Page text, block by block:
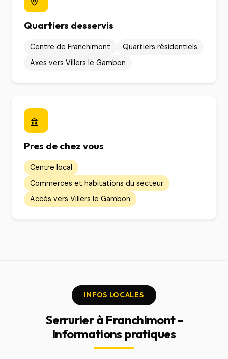
Quartiers desservis
Centre de Franchimont
Quartiers résidentiels
Axes vers Villers le Gambon
Pres de chez vous
Centre local
Commerces et habitations du secteur
Accès vers Villers le Gambon
INFOS LOCALES
Serrurier à Franchimont -
Informations pratiques